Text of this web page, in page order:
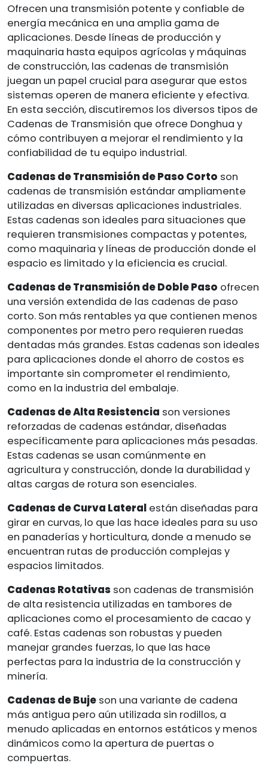
Ofrecen una transmisión potente y confiable de
energía mecánica en una amplia gama de
aplicaciones. Desde líneas de producción y
maquinaria hasta equipos agrícolas y máquinas
de construcción, las cadenas de transmisión
juegan un papel crucial para asegurar que estos
sistemas operen de manera eficiente y efectiva.
En esta sección, discutiremos los diversos tipos de
Cadenas de Transmisión que ofrece Donghua y
cómo contribuyen a mejorar el rendimiento y la
confiabilidad de tu equipo industrial.
Cadenas de Transmisión de Paso Corto son
cadenas de transmisión estándar ampliamente
utilizadas en diversas aplicaciones industriales.
Estas cadenas son ideales para situaciones que
requieren transmisiones compactas y potentes,
como maquinaria y líneas de producción donde el
espacio es limitado y la eficiencia es crucial.
Cadenas de Transmisión de Doble Paso ofrecen
una versión extendida de las cadenas de paso
corto. Son más rentables ya que contienen menos
componentes por metro pero requieren ruedas
dentadas más grandes. Estas cadenas son ideales
para aplicaciones donde el ahorro de costos es
importante sin comprometer el rendimiento,
como en la industria del embalaje.
Cadenas de Alta Resistencia son versiones
reforzadas de cadenas estándar, diseñadas
específicamente para aplicaciones más pesadas.
Estas cadenas se usan comúnmente en
agricultura y construcción, donde la durabilidad y
altas cargas de rotura son esenciales.
Cadenas de Curva Lateral están diseñadas para
girar en curvas, lo que las hace ideales para su uso
en panaderías y horticultura, donde a menudo se
encuentran rutas de producción complejas y
espacios limitados.
Cadenas Rotativas son cadenas de transmisión
de alta resistencia utilizadas en tambores de
aplicaciones como el procesamiento de cacao y
café. Estas cadenas son robustas y pueden
manejar grandes fuerzas, lo que las hace
perfectas para la industria de la construcción y
minería.
Cadenas de Buje son una variante de cadena
más antigua pero aún utilizada sin rodillos, a
menudo aplicadas en entornos estáticos y menos
dinámicos como la apertura de puertas o
compuertas.